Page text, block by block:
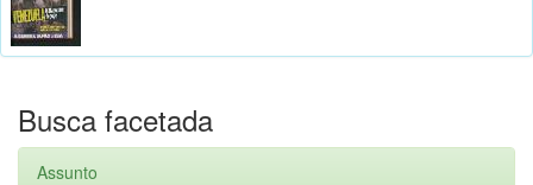
Busca facetada
Assunto